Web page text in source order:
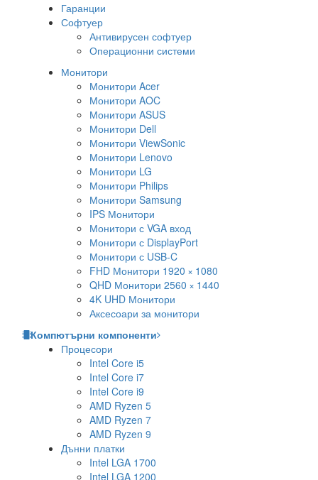
Гаранции
Софтуер
Антивирусен софтуер
Операционни системи
Монитори
Монитори Acer
Монитори AOC
Монитори ASUS
Монитори Dell
Монитори ViewSonic
Монитори Lenovo
Монитори LG
Монитори Philips
Монитори Samsung
IPS Монитори
Монитори с VGA вход
Монитори с DisplayPort
Монитори с USB-C
FHD Монитори 1920 × 1080
QHD Монитори 2560 × 1440
4K UHD Монитори
Аксесоари за монитори
Компютърни компоненти
Процесори
Intel Core i5
Intel Core i7
Intel Core i9
AMD Ryzen 5
AMD Ryzen 7
AMD Ryzen 9
Дънни платки
Intel LGA 1700
Intel LGA 1200